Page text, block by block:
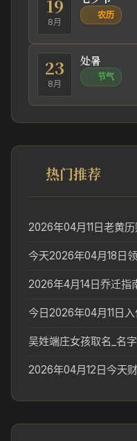
19
8月
农历
23
8月
处暑
节气
热门推荐
2026年4月14日乔迁指
吴姓端庄女孩取名_名